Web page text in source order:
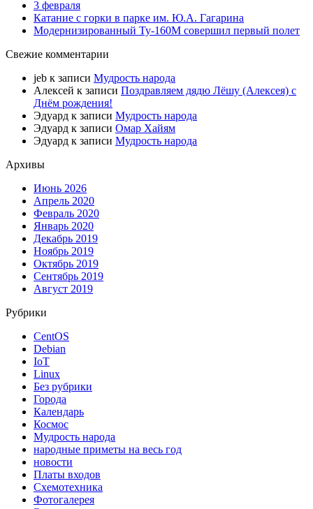
3 февраля
Катание с горки в парке им. Ю.А. Гагарина
Модернизированный Ту-160М совершил первый полет
Свежие комментарии
jeb к записи Мудрость народа
Алексей к записи Поздравляем дядю Лёшу (Алексея) с
Днём рождения!
Эдуард к записи Мудрость народа
Эдуард к записи Омар Хайям
Эдуард к записи Мудрость народа
Архивы
Июнь 2026
Апрель 2020
Февраль 2020
Январь 2020
Декабрь 2019
Ноябрь 2019
Октябрь 2019
Сентябрь 2019
Август 2019
Рубрики
CentOS
Debian
IoT
Linux
Без рубрики
Города
Календарь
Космос
Мудрость народа
народные приметы на весь год
новости
Платы входов
Схемотехника
Фотогалерея